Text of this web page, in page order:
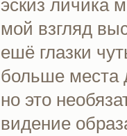
эскиз личика
мой взгляд
ешё глазки
больше места
но это
видение